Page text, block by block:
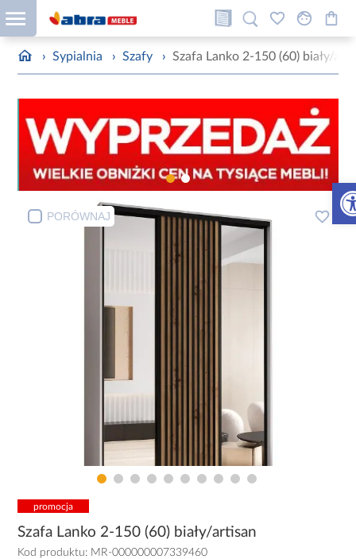
› Sypialnia › Szafy › Szafa Lanko 2-150 (60) biały/
PORÓWNAJ
promocja
Szafa Lanko 2-150 (60) biały/artisan
Kod produktu: MR-000000007339460